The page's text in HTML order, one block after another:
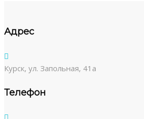
Адрес
Курск, ул. Запольная, 41а
Телефон